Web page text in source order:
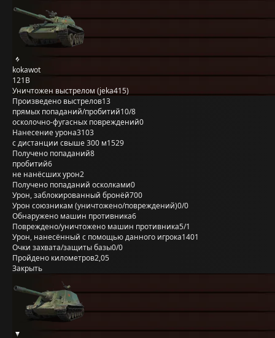
kokawot
121B
Уничтожен выстрелом (jeka415)
Произведено выстрелов13
прямых попаданий/пробитий10/8
осколочно-фугасных повреждений0
Нанесение урона3103
с дистанции свыше 300 м1529
Получено попаданий8
пробитий6
не нанёсших урон2
Получено попаданий осколками0
Урон, заблокированный бронёй700
Урон союзникам (уничтожено/повреждений)0/0
Обнаружено машин противника6
Повреждено/уничтожено машин противника5/1
Урон, нанесённый с помощью данного игрока1401
Очки захвата/защиты базы0/0
Пройдено километров2,05
Закрыть